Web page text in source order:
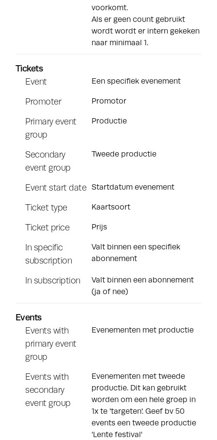
voorkomt.
Als er geen count gebruikt
wordt wordt er intern gekeken
naar minimaal 1.
Tickets
Event
Een specifiek evenement
Promoter Promotor
Primary event
group
Productie
Secondary
event group
Tweede productie
Event start date Startdatum evenement
Ticket type Kaartsoort
Ticket price Prijs
In specific
subscription
Valt binnen een specifiek
abonnement
In subscription
Valt binnen een abonnement
(ja of nee)
Events
Events with
primary event
group
Evenementen met productie
Events with
secondary
event group
Evenementen met tweede
productie. Dit kan gebruikt
worden om een hele groep in
1x te 'targeten'. Geef bv 50
events een tweede productie
'Lente festival'